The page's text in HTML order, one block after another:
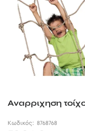
Αναρριχηση
Κωδικός: 8768768